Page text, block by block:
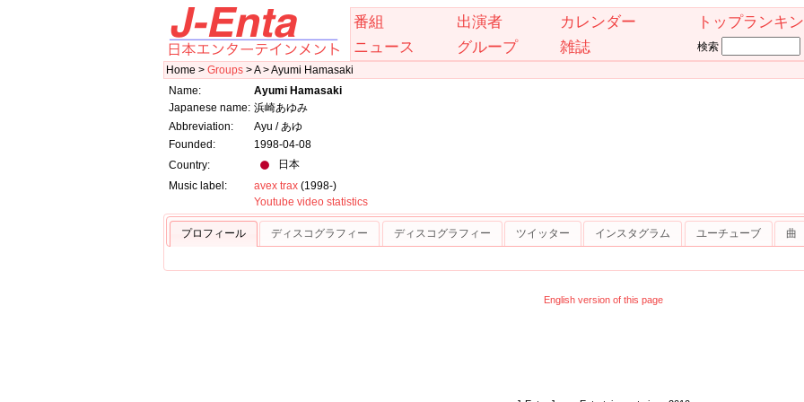
番組 出演者 カレンダー
トップランキ
ニュース
グループ 雑誌
検索
Home > Groups > A > Ayumi Hamasaki
Name:
Ayumi Hamasaki
Japanese name: 浜崎あゆみ
Abbreviation:
Ayu / あゆ
Founded:
1998-04-08
Country:
日本
Music label:
avex trax (1998-)
Youtube video statistics
プロフィール ディスコグラフィー ディスコグラフィー ツイッター インスタグラム ユーチューブ 曲
English version of this page